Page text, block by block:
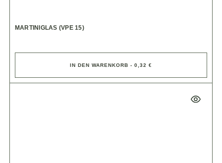
MARTINIGLAS (VPE 15)
IN DEN WARENKORB - 0,32 €